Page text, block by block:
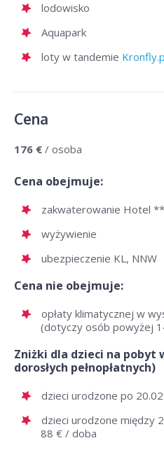
lodowisko
Aquapark
loty w tandemie
Cena
176 € / osoba
Cena obejmuje:
zakwaterowanie Hotel
wyżywienie
ubezpieczenie KL, NNW
Cena nie obejmuje:
opłaty klimatycznej w
(dotyczy osób powyżej
Zniżki dla dzieci na pobyt
dorosłych pełnopłatnych)
dzieci urodzone po
dzieci urodzone między
88 € / doba